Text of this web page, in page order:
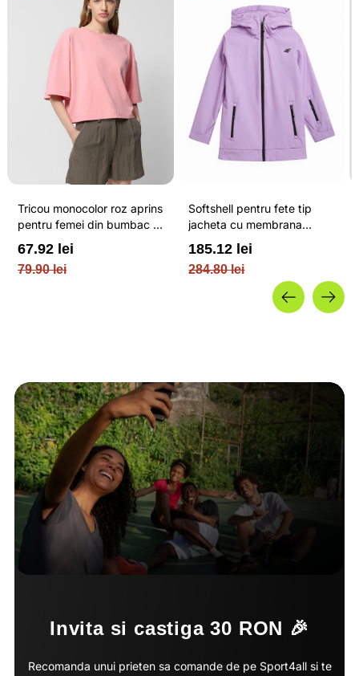
Tricou monocolor roz aprins
pentru femei din bumbac si
cu croiala boxy OUTHORN
79.90 lei
67.92 lei
Softshell pentru fete tip
jacheta cu membrana
impermeabila NEODRY 5
000 si permis de schi roz /
4F JUNIOR
284.80 lei
185.12 lei
Invita si castiga 30 RON 🎉
Recomanda unui prieten sa comande de pe Sport4all si te